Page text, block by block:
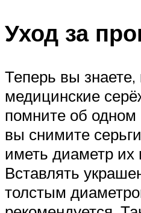
Уход за
Теперь вы знаете,
медицинские
помните об одном
вы снимите
иметь диаметр
Вставлять
толстым